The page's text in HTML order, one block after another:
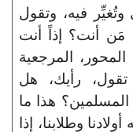
فيه، وتقول
مَن أنت؟ إذاً أنت
المرجعية
رأيك، هل
هذا ما
وطلابنا، إذا